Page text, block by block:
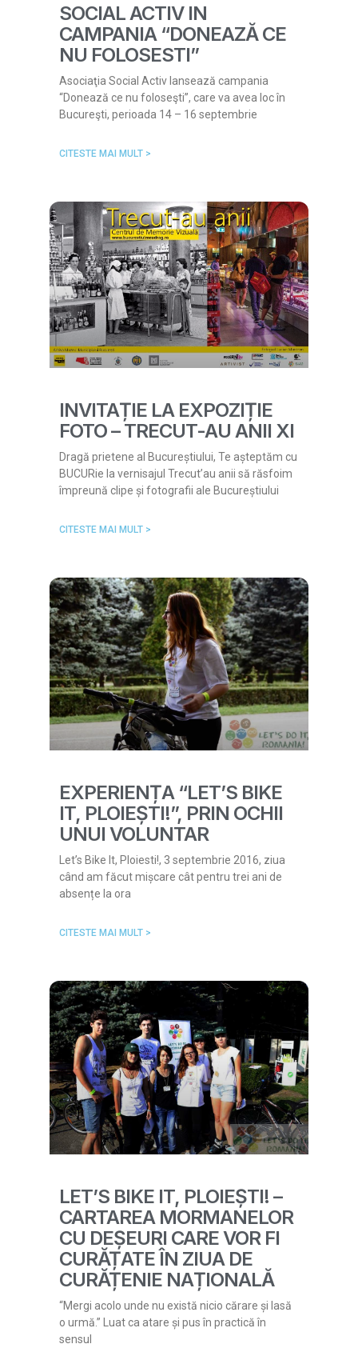
SOCIAL ACTIV IN
CAMPANIA “DONEAZĂ CE
NU FOLOSESTI”
Asociaţia Social Activ lansează campania
“Donează ce nu foloseşti”, care va avea loc în
Bucureşti, perioada 14 – 16 septembrie
CITESTE MAI MULT >
INVITAȚIE LA EXPOZIȚIE
FOTO – TRECUT-AU ANII XI
Dragă prietene al Bucureștiului, Te așteptăm cu
BUCURie la vernisajul Trecut’au anii să răsfoim
împreună clipe și fotografii ale Bucureștiului
CITESTE MAI MULT >
EXPERIENȚA “LET’S BIKE
IT, PLOIEȘTI!”, PRIN OCHII
UNUI VOLUNTAR
Let’s Bike It, Ploiesti!, 3 septembrie 2016, ziua
când am făcut mișcare cât pentru trei ani de
absențe la ora
CITESTE MAI MULT >
LET’S BIKE IT, PLOIEȘTI! –
CARTAREA MORMANELOR
CU DEȘEURI CARE VOR FI
CURĂȚATE ÎN ZIUA DE
CURĂȚENIE NAȚIONALĂ
“Mergi acolo unde nu există nicio cărare și lasă
o urmă.” Luat ca atare și pus în practică în
sensul